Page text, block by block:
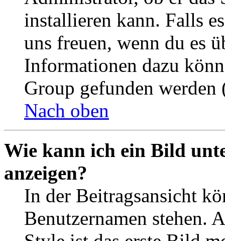
installieren kann. Falls
uns freuen, wenn du es
Informationen dazu
Group gefunden
Nach oben
Wie kann ich ein Bild
anzeigen?
In der Beitragsansicht
Benutzernamen stehen.